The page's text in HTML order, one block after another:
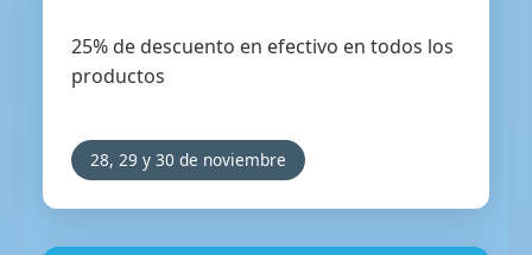
25% de descuento en efectivo en todos los
productos
28, 29 y 30 de noviembre